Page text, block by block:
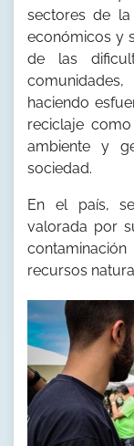
sectores de
económicos y
de las
haciendo
reciclaje
ambiente y
sociedad.
En el país,
valorada por
recursos